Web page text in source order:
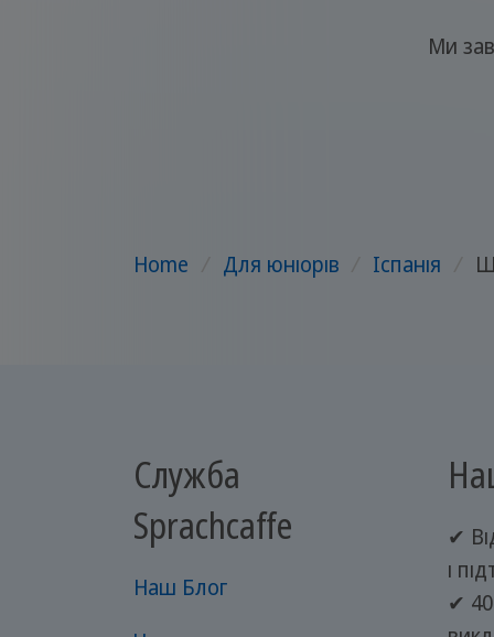
Ми
Home Для юніорів Іспанія
Служба
Sprachcaffe
Наш Блог
✔
і
✔